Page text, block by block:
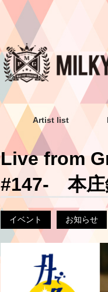
Artist list
Live from
#147- 本庄
イベント お知らせ